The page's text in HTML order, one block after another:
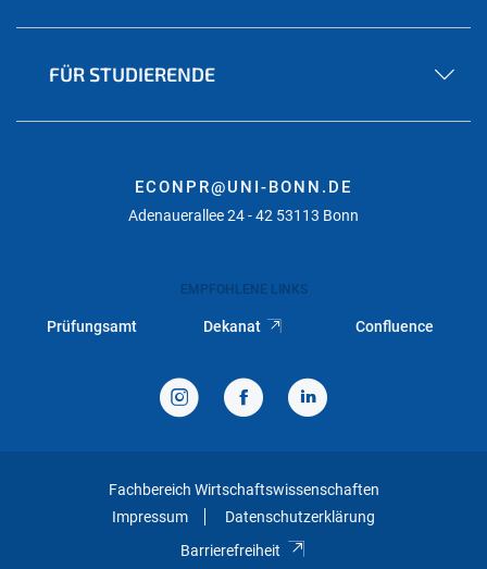
FÜR STUDIERENDE
ECONPR@UNI-BONN.DE
Adenauerallee 24 - 42 53113 Bonn
EMPFOHLENE LINKS
Prüfungsamt Dekanat Confluence
Fachbereich Wirtschaftswissenschaften
Impressum
Datenschutzerklärung
Barrierefreiheit